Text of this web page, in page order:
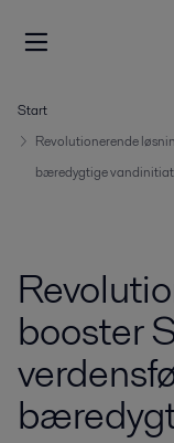
Start
Revolutionerende
bæredygtige
booster